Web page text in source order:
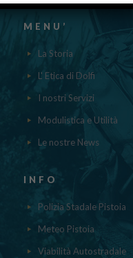
MENU’
La Storia
L' Etica di Dolfi
I nostri Servizi
Modulistica e Utilità
Le nostre News
INFO
Polizia Stadale Pistoia
Meteo Pistoia
Viabilità Autostradale